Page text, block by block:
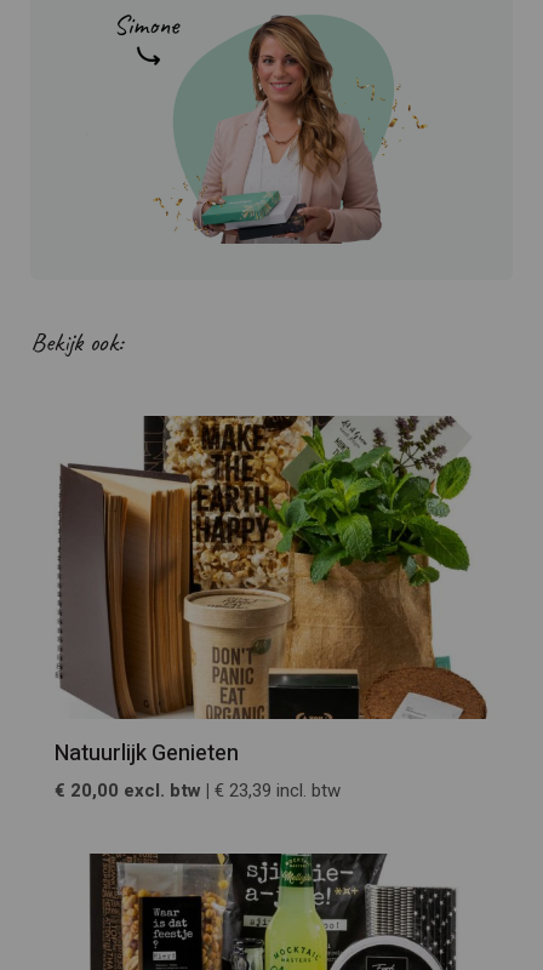
Bekijk ook:
Natuurlijk Genieten
€ 20,00 excl. btw | € 23,39 incl. btw